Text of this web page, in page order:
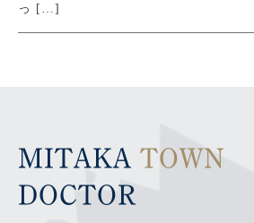
2026.07.30
その印象は肌だけではなく、口元が
っ […]
ホワイトニングを検討される際、 「ど
思われる方もいらっしゃるかもしれま
ザーや設備は数年経てば多くの医院が
MITAKA TOWN
DOCTOR